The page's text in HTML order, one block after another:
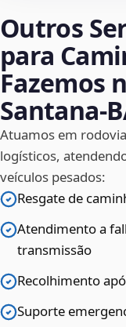
Outros
para
Fazemos
Atuamos em
logísticos,
veículos pesados:
Resgate de
Atendimento a
transmissão
Recolhimento
Suporte